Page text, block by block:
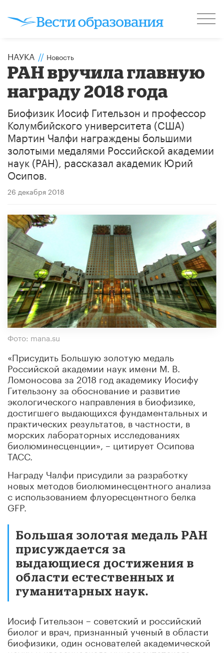
НАУКА // Новость
РАН вручила главную
награду 2018 года
Биофизик Иосиф Гительзон и профессор
Колумбийского университета (США)
Мартин Чалфи награждены большими
золотыми медалями Российской академии
наук (РАН), рассказал академик Юрий
Осипов.
26 декабря 2018
Фото: mana.su
«Присудить Большую золотую медаль
Российской академии наук имени М. В.
Ломоносова за 2018 год академику Иосифу
Гительзону за обоснование и развитие
экологического направления в биофизике,
достигшего выдающихся фундаментальных и
практических результатов, в частности, в
морских лабораторных исследованиях
биолюминесценции», – цитирует Осипова
ТАСС.
Награду Чалфи присудили за разработку
новых методов биолюминесцентного анализа
с использованием флуоресцентного белка
GFP.
Большая золотая медаль РАН
присуждается за
выдающиеся достижения в
области естественных и
гуманитарных наук.
Иосиф Гительзон – советский и российский
биолог и врач, признанный ученый в области
биофизики, один основателей академической